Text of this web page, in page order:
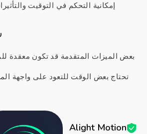
إمكانية التحكم في التوقيت
بعض الميزات المتقدمة قد تكون معقدة
تحتاج بعض الوقت للتعود على واجهة
Alight Motion